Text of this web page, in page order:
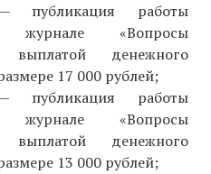
публикация работы
«Вопросы
выплатой денежного
17 000 рублей;
публикация работы
«Вопросы
выплатой денежного
13 000 рублей;